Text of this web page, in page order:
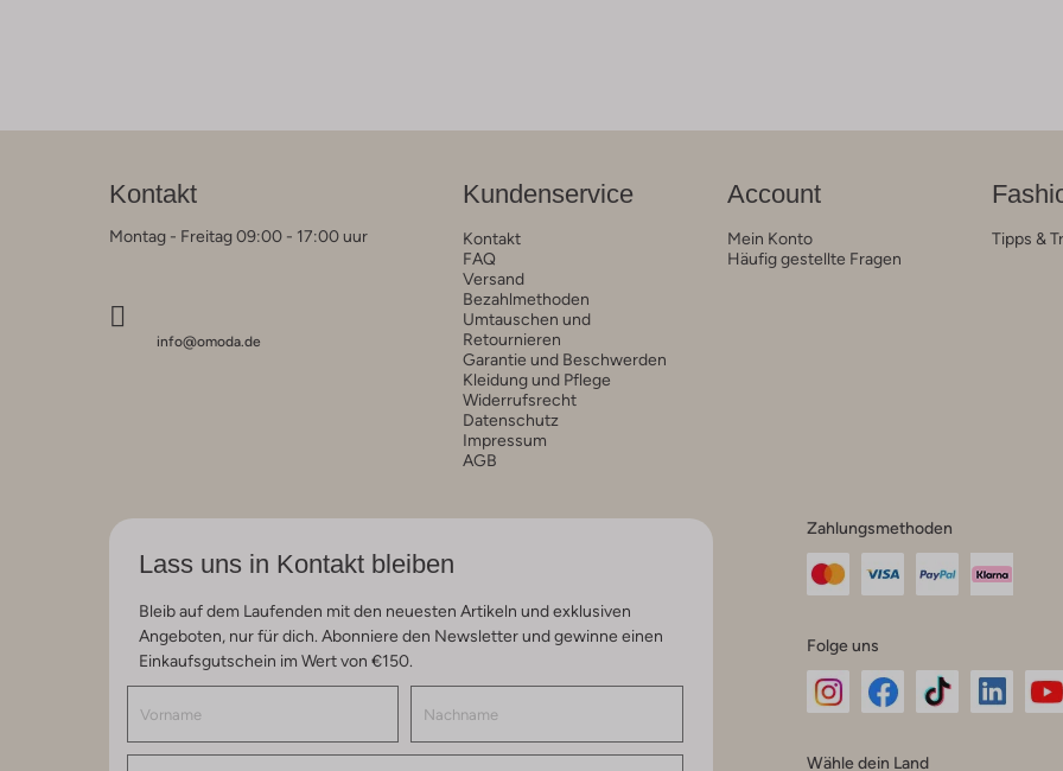
Kontakt
Montag - Freitag 09:00 - 17:00 uur
info@omoda.de
Kundenservice
Kontakt
FAQ
Versand
Bezahlmethoden
Umtauschen und
Retournieren
Garantie und Beschwerden
Kleidung und Pflege
Widerrufsrecht
Datenschutz
Impressum
AGB
Account
Mein Konto
Häufig gestellte Fragen
Tipps &
Lass uns in Kontakt bleiben
Bleib auf dem Laufenden mit den neuesten Artikeln und exklusiven
Angeboten, nur für dich. Abonniere den Newsletter und gewinne einen
Einkaufsgutschein im Wert von €150.
Zahlungsmethoden
Folge uns
Wähle dein Land